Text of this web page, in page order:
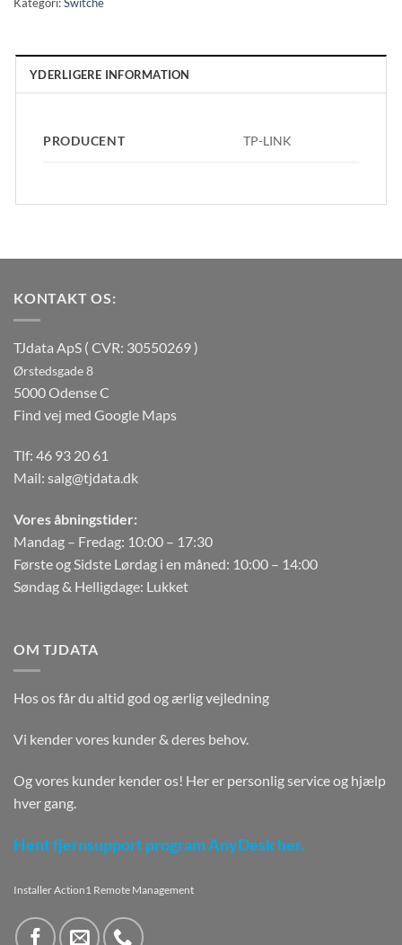
YDERLIGERE INFORMATION
PRODUCENT TP-LINK
KONTAKT OS:
TJdata ApS ( CVR: 30550269 )
Ørstedsgade 8
5000 Odense C
Find vej med Google Maps
Tlf: 46 93 20 61
Mail: salg@tjdata.dk
Vores åbningstider:
Mandag – Fredag: 10:00 – 17:30
Første og Sidste Lørdag i en måned: 10:00 – 14:00
Søndag & Helligdage: Lukket
OM TJDATA
Hos os får du altid god og ærlig vejledning
Vi kender vores kunder & deres behov.
Og vores kunder kender os! Her er personlig service og hjælp
hver gang.
Hent fjernsupport program AnyDesk her.
Installer Action1 Remote Management